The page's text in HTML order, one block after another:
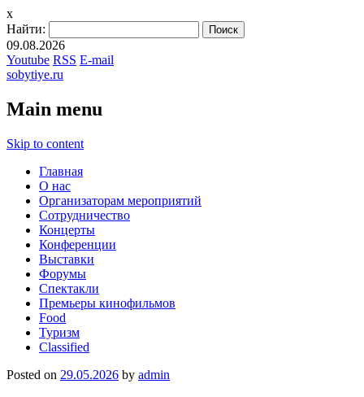
x
Найти:
09.08.2026
Youtube RSS E-mail
sobytiye.ru
Main menu
Skip to content
Главная
О нас
Организаторам мероприятий
Сотрудничество
Концерты
Конференции
Выставки
Форумы
Спектакли
Премьеры кинофильмов
Food
Туризм
Сlassified
Posted on 29.05.2026 by admin